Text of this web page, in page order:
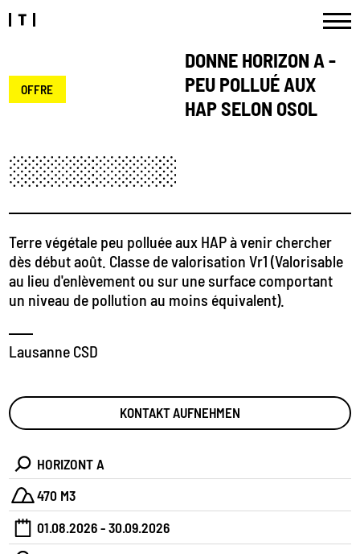
OFFRE
DONNE HORIZON A -
PEU POLLUÉ AUX
HAP SELON OSOL
Terre végétale peu polluée aux HAP à venir chercher
dès début août. Classe de valorisation Vr1 (Valorisable
au lieu d'enlèvement ou sur une surface comportant
un niveau de pollution au moins équivalent).
Lausanne CSD
KONTAKT AUFNEHMEN
HORIZONT A
470 M3
01.08.2026 - 30.09.2026